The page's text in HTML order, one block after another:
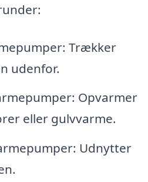
Trækker
udenfor.
Opvarmer
eller gulvvarme.
Udnytter